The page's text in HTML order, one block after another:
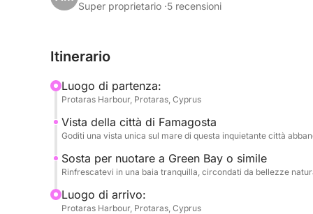
uno spettacolo imponente dove la storia
panoramica dalla spiaggia. Che vogliate
panorama da un ponte privato, questa breve
Super proprietario ·5 recensioni
Itinerario
Luogo di partenza:
Protaras Harbour, Protaras, Cyprus
Vista della città di Famagosta
Goditi una vista unica sul mare di questa inquietante città
Sosta per nuotare a Green Bay o simile
Rinfrescatevi in una baia tranquilla, circondati da bellezze
Luogo di arrivo:
Protaras Harbour, Protaras, Cyprus